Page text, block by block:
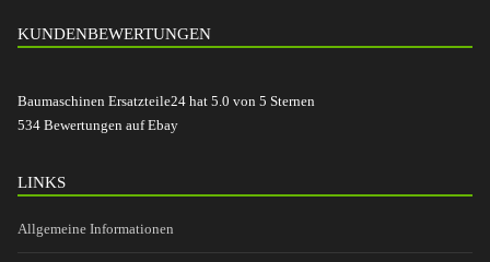
KUNDENBEWERTUNGEN
Baumaschinen Ersatzteile24 hat 5.0 von 5 Sternen
534 Bewertungen auf Ebay
LINKS
Allgemeine Informationen